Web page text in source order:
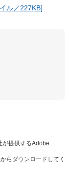
ル／227KB]
が提供するAdobe
らダウンロードしてく